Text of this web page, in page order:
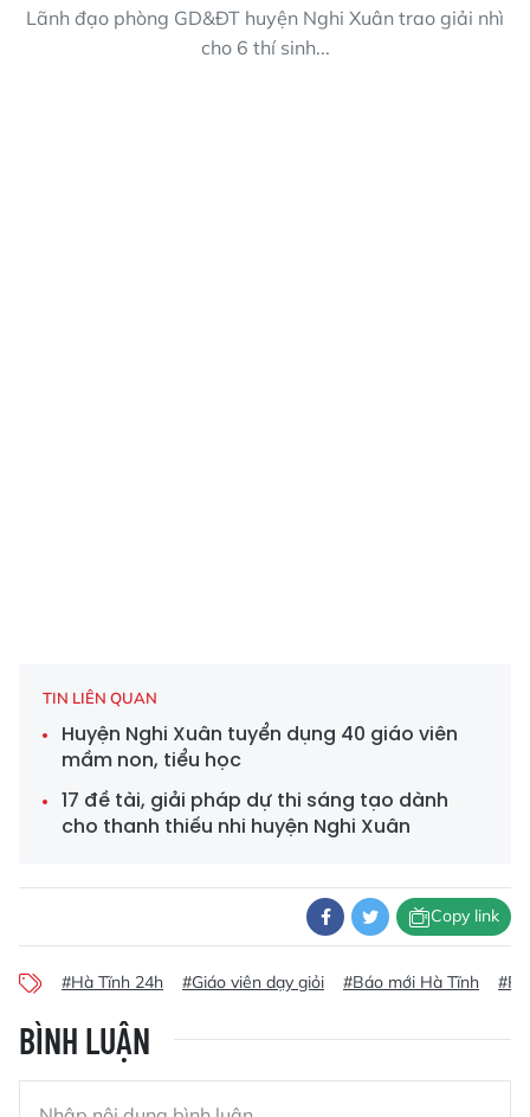
Lãnh đạo phòng GD&ĐT huyện Nghi Xuân trao giải nhì
cho 6 thí sinh...
TIN LIÊN QUAN
Huyện Nghi Xuân tuyển dụng 40 giáo viên
mầm non, tiểu học
17 đề tài, giải pháp dự thi sáng tạo dành
cho thanh thiếu nhi huyện Nghi Xuân
Copy link
#Hà Tĩnh 24h #Giáo viên dạy giỏi #Báo mới Hà Tĩnh
BÌNH LUẬN